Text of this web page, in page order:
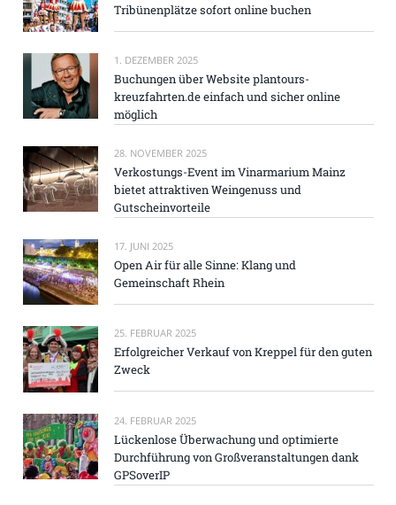
Tribünenplätze sofort online buchen
1. DEZEMBER 2025
Buchungen über Website plantours-
kreuzfahrten.de einfach und sicher online
möglich
28. NOVEMBER 2025
Verkostungs-Event im Vinarmarium Mainz
bietet attraktiven Weingenuss und
Gutscheinvorteile
17. JUNI 2025
Open Air für alle Sinne: Klang und
Gemeinschaft Rhein
25. FEBRUAR 2025
Erfolgreicher Verkauf von Kreppel für den guten
Zweck
24. FEBRUAR 2025
Lückenlose Überwachung und optimierte
Durchführung von Großveranstaltungen dank
GPSoverIP